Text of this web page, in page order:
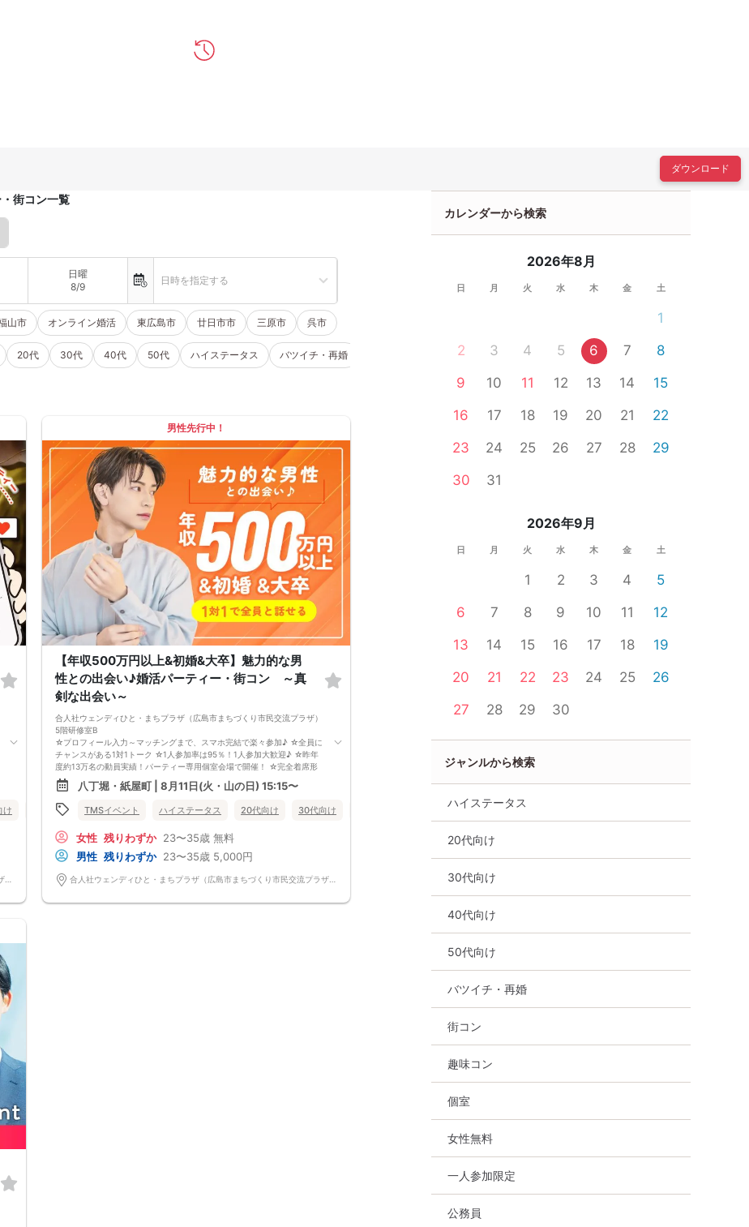
ダウンロード
街コン一覧
日曜
8/9
日時を指定する
山市 オンライン婚活 東広島市 廿日市市 三原市 呉市
20代 30代 40代 50代 ハイステータス バツイチ・再婚 公務員
け 40代向け 50代向け 女性無料 広島県 八丁堀・紙屋町
男性先行中！
【年収500万円以上&初婚&大卒】魅力的な男
性との出会い♪婚活パーティー・街コン ～真
剣な出会い～
合人社ウェンディひと・まちプラザ（広島市まちづくり市民交流プラザ）
5階研修室B
☆プロフィール入力～マッチングまで、スマホ完結で楽々参加♪ ☆全員に
チャンスがある1対1トーク ☆1人参加率は95％！1人参加大歓迎♪ ☆昨年
度約13万名の動員実績！パーティー専用個室会場で開催！ ☆完全着席形
式＆スタッフによる席替案内を徹底！ ☆イベント後も気になる異性に連
絡先が送れる♪（※アフターアプローチ機能） スタッフの進行で全員の方
とお話できるので、フリータイムで放置されて人気の方と一度もお話でき
ずに気が付いたらイベント終了・・・ということは一切ありません！
なります） ・最新版Google Chromeか最新版Safariを使用可能なスマホ
（こちらのパーティーはスマホを使用したパーティーになります。システ
ムの関係上、カードスタイルに切り替えて催行する場合がございます。）
・なるべくお釣銭がでないようご用意いただけますと幸いです。 【ご参
加前にご確認ください】 ・Wi-Fiの用意はありませんので、ネット環境が
万全でない場合にはご参加いただけません。 ・充電器の貸し出しは行っ
八丁堀・紙屋町 | 8月11日(火・山の日) 15:15〜
TMSイベント ハイステータス 20代向け 30代向け 八丁堀・紙屋町
女性 残りわずか 23〜35歳 無料
男性 残りわずか 23〜35歳 5,000円
カレンダーから検索
2026年8月
日 月 火 水 木 金 土
1
2
3 4 5 6 7
8
9
10 11 12 13 14
15
16
17 18 19 20 21
22
23
24 25 26 27 28
29
30
31
2026年9月
日 月 火 水 木 金 土
1 2 3 4
5
6
7 8 9 10 11
12
13
14 15 16 17 18
19
20
21 22 23 24 25
26
27
28 29 30
ジャンルから検索
ハイステータス
20代向け
30代向け
40代向け
50代向け
バツイチ・再婚
街コン
趣味コン
個室
女性無料
一人参加限定
公務員